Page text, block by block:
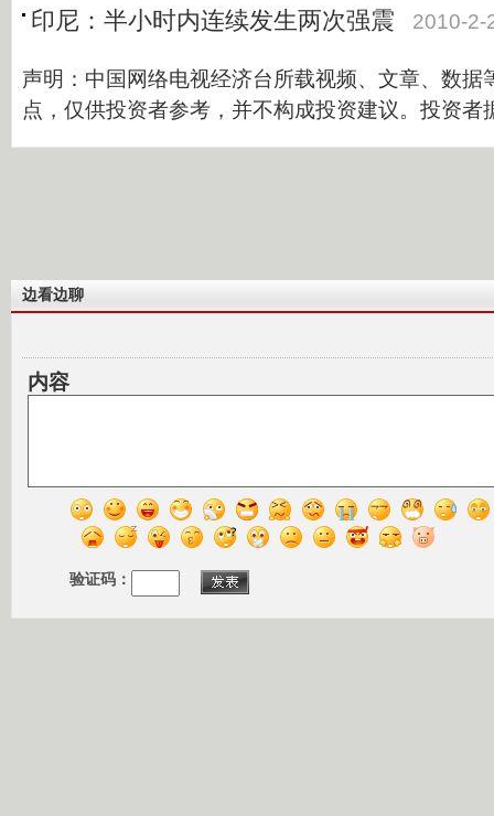
印尼：半小时内连续发生两次强震 2010-2-
声明：中国网络电视经济台所载视频、文章、数据
点，仅供投资者参考，并不构成投资建议。投资者
边看边聊
内容
验证码：